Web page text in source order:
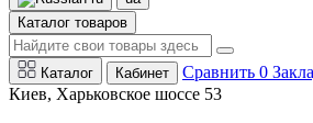
Каталог товаров
Каталог Кабинет Сравнить 0
Киев, Харьковское шоссе 53